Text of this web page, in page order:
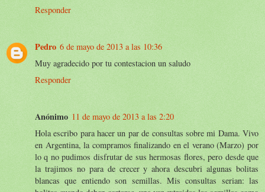
Responder
Pedro 6 de mayo de 2013 a las 10:36
Muy agradecido por tu contestacion un saludo
Responder
Anónimo 11 de mayo de 2013 a las 2:20
Hola escribo para hacer un par de consultas sobre mi Dama. Vivo
en Argentina, la compramos finalizando en el verano (Marzo) por
lo q no pudimos disfrutar de sus hermosas flores, pero desde que
la trajimos no para de crecer y ahora descubri algunas bolitas
blancas que entiendo son semillas. Mis consultas serian: las